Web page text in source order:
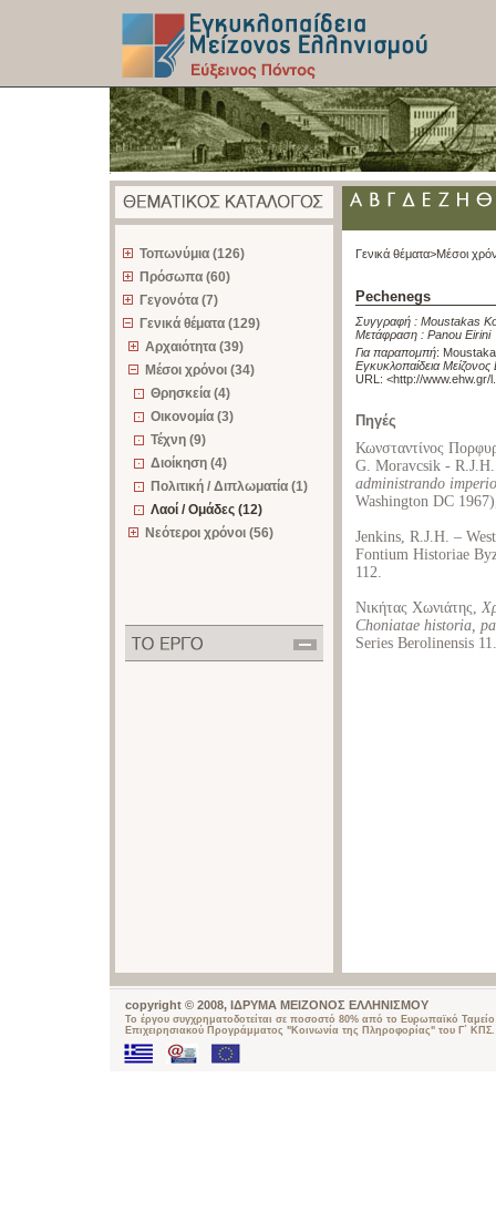
Τοπωνύμια (126)
Πρόσωπα (60)
Γεγονότα (7)
Γενικά θέματα (129)
Αρχαιότητα (39)
Μέσοι χρόνοι (34)
Θρησκεία (4)
Οικονομία (3)
Τέχνη (9)
Διοίκηση (4)
Πολιτική / Διπλωματία (1)
Λαοί / Ομάδες (12)
Νεότεροι χρόνοι (56)
Γενικά θέματα>Μέσοι
Pechenegs
Συγγραφή : Moustakas
Μετάφραση : Panou Eirini
Για παραπομπή:
Εγκυκλοπαίδεια
URL: <http://www.ehw.gr/
Πηγές
Κωνσταντίνος
G. Moravcsik -
administrando imperio
Washington DC
Jenkins, R.J.H. –
Fontium Historiae
112.
Νικήτας Χωνιάτης,
Choniatae historia,
Series Berolinensis
copyright © 2008, ΙΔΡΥΜΑ ΜΕΙΖΟΝΟΣ ΕΛΛΗΝΙΣΜΟΥ
Το έργου συγχρηματοδοτείται σε ποσοστό 80% από το Ευρωπαϊκό
Επιχειρησιακού Προγράμματος "Κοινωνία της Πληροφορίας" του Γ΄ ΚΠΣ.